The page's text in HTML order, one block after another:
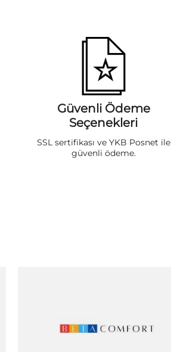
Güvenli Ödeme
Seçenekleri
SSL sertifikası ve YKB Posnet ile
güvenli ödeme.